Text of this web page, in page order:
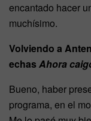
encantado hacer
muchísimo.
Volviendo a
echas Ahora
Bueno, haber
programa, en el